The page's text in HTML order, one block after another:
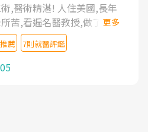
,醫術精湛! 人住美國,長年
苦,看遍名醫教授,做了各種
醫針灸及物理徒手治療都
止痛藥都效果有限,只是壓
失眠嚴重影響生活品質.
育才主任是頸頭症候群專
更多
薦 7則就醫評鑑